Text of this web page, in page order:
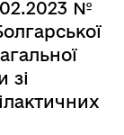
№
зі